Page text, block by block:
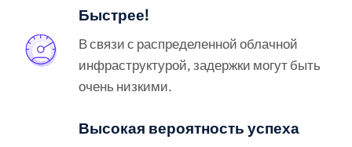
Быстрее!
В связи с распределенной облачной
инфраструктурой, задержки могут быть
очень низкими.
Высокая вероятность успеха